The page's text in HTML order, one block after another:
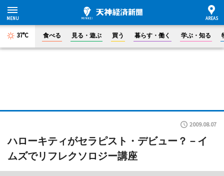
37°C 食べる 見る・遊ぶ 買う 暮らす・働く 学ぶ・知る
2009.08.07
ハローキティがセラピスト・デビュー？－イ
ムズでリフレクソロジー講座